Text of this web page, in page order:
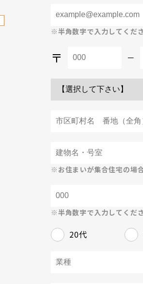
※半角数字で入力してくだ
〒 －
※お住まいが集合住宅の場
※半角数字で入力してくだ
20代